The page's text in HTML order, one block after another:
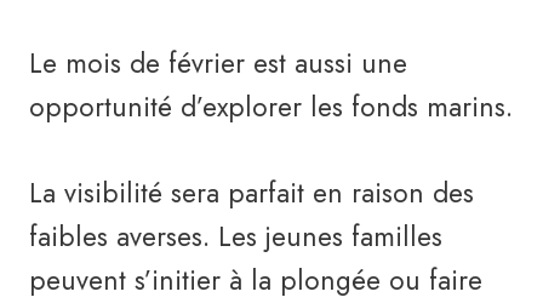
Le mois de février est aussi une
opportunité d’explorer les fonds marins.
La visibilité sera parfait en raison des
faibles averses. Les jeunes familles
peuvent s’initier à la plongée ou faire